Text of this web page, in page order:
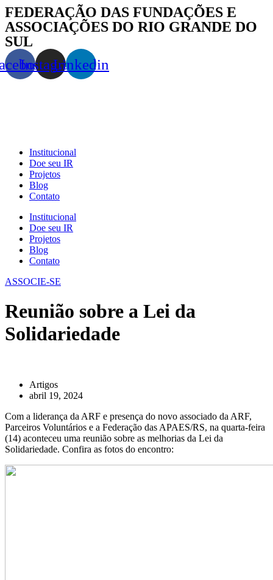
FEDERAÇÃO DAS FUNDAÇÕES E
ASSOCIAÇÕES DO RIO GRANDE DO
SUL
InstagramLinkedin
Institucional
Doe seu IR
Projetos
Blog
Contato
Institucional
Doe seu IR
Projetos
Blog
Contato
ASSOCIE-SE
Reunião sobre a Lei da
Solidariedade
Artigos
abril 19, 2024
Com a liderança da ARF e presença do novo associado da ARF,
Parceiros Voluntários e a Federação das APAES/RS, na quarta-feira
(14) aconteceu uma reunião sobre as melhorias da Lei da
Solidariedade. Confira as fotos do encontro: